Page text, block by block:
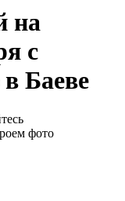
на
с
Баеве
фото